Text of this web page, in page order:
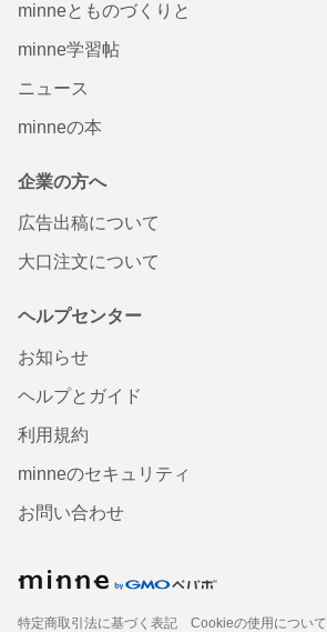
minneとものづくりと
minne学習帖
ニュース
minneの本
企業の方へ
広告出稿について
大口注文について
ヘルプセンター
お知らせ
ヘルプとガイド
利用規約
minneのセキュリティ
お問い合わせ
特定商取引法に基づく表記
Cookieの使用について